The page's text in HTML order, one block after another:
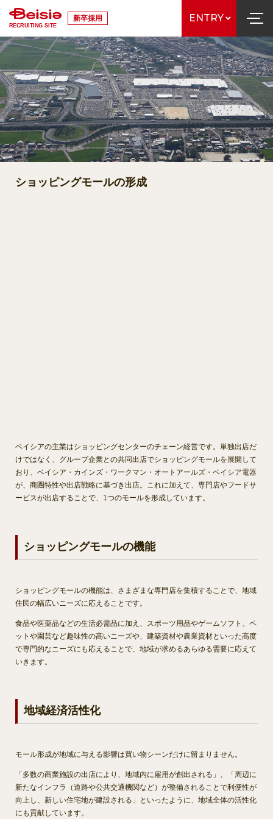
RECRUITING SITE
新卒採用 ENTRY
ショッピングモールの形成
ベイシアの主業はショッピングセンターのチェーン経営です。単独出店だ
けではなく、グループ企業との共同出店でショッピングモールを展開して
おり、ベイシア・カインズ・ワークマン・オートアールズ・ベイシア電器
が、商圏特性や出店戦略に基づき出店。これに加えて、専門店やフードサ
ービスが出店することで、1つのモールを形成しています。
ショッピングモールの機能
ショッピングモールの機能は、さまざまな専門店を集積することで、地域
住民の幅広いニーズに応えることです。
食品や医薬品などの生活必需品に加え、スポーツ用品やゲームソフト、ペ
ットや園芸など趣味性の高いニーズや、建築資材や農業資材といった高度
で専門的なニーズにも応えることで、地域が求めるあらゆる需要に応えて
いきます。
地域経済活性化
モール形成が地域に与える影響は買い物シーンだけに留まりません。
「多数の商業施設の出店により、地域内に雇用が創出される」、「周辺に
新たなインフラ（道路や公共交通機関など）が整備されることで利便性が
向上し、新しい住宅地が建設される」といったように、地域全体の活性化
にも貢献しています。